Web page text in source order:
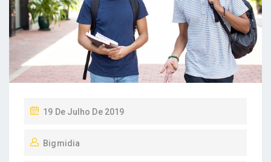
P
S
19 De Julho De 2019
Bigmidia